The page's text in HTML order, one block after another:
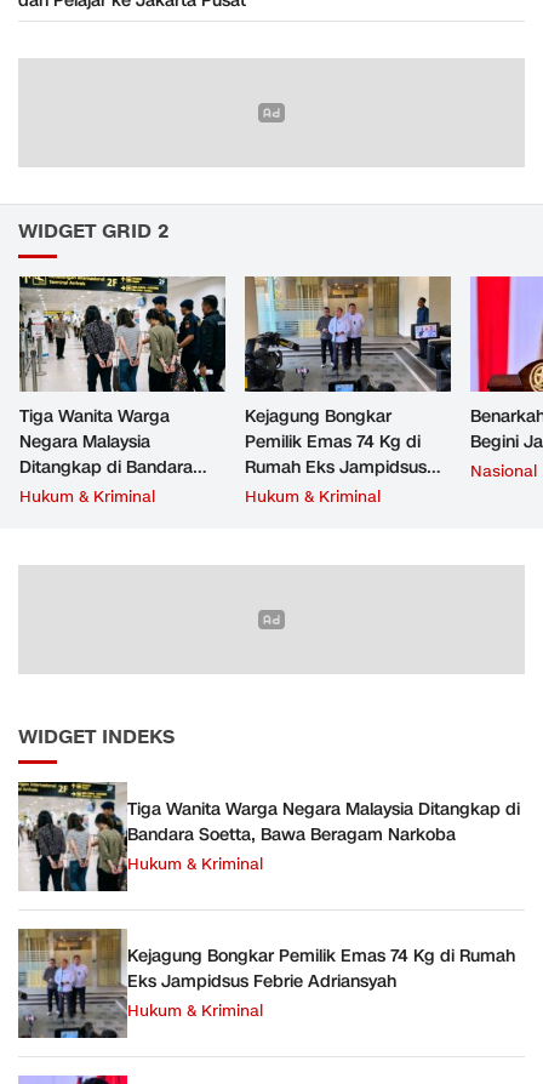
WIDGET GRID 2
Tiga Wanita Warga
Negara Malaysia
Ditangkap di Bandara
Soetta, Bawa Beragam
Hukum & Kriminal
Kejagung Bongkar
Pemilik Emas 74 Kg di
Rumah Eks Jampidsus
Febrie Adriansyah
Hukum & Kriminal
Begini
Nasional
WIDGET INDEKS
Tiga Wanita Warga Negara Malaysia Ditangkap di
Bandara Soetta, Bawa Beragam Narkoba
Hukum & Kriminal
Kejagung Bongkar Pemilik Emas 74 Kg di Rumah
Eks Jampidsus Febrie Adriansyah
Hukum & Kriminal